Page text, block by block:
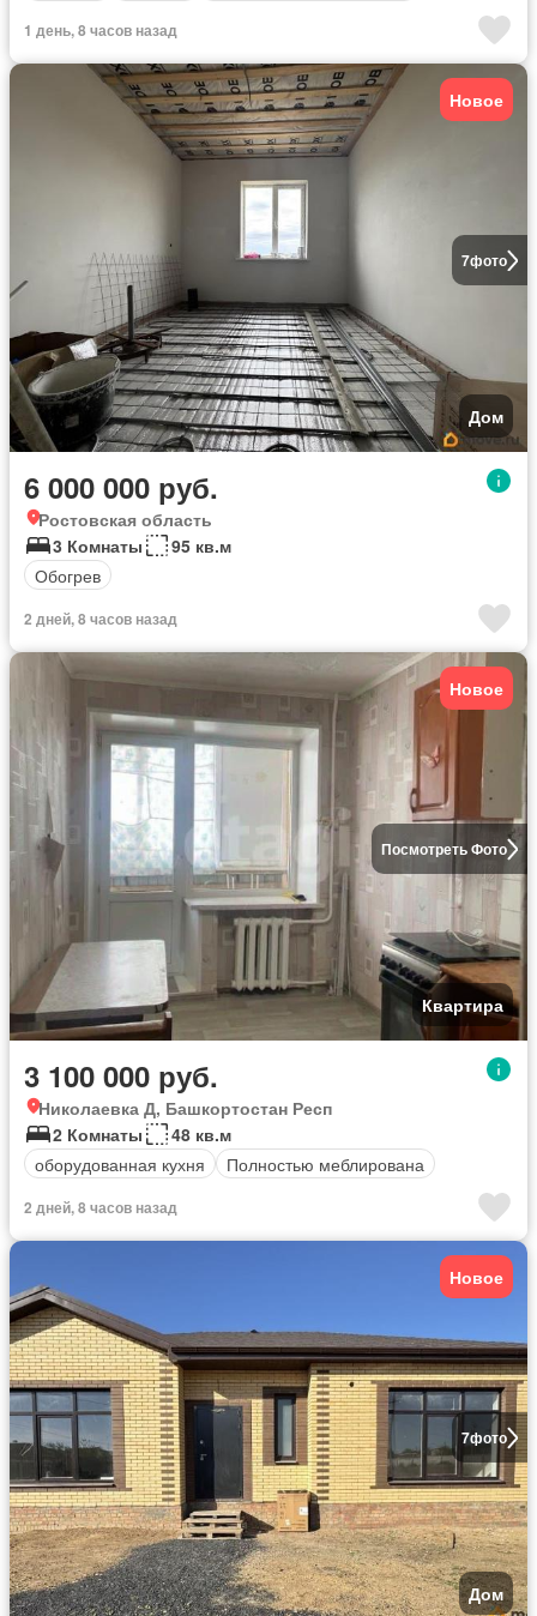
1 день, 8 часов назад
7фото
Новое
Дом
6 000 000 руб.
Ростовская область
3 Комнаты
95 кв.м
Обогрев
2 дней, 8 часов назад
Посмотреть Фото
Новое
Квартира
3 100 000 руб.
Николаевка Д, Башкортостан Респ
2 Комнаты
48 кв.м
оборудованная кухня
Полностью меблирована
2 дней, 8 часов назад
7фото
Новое
Дом